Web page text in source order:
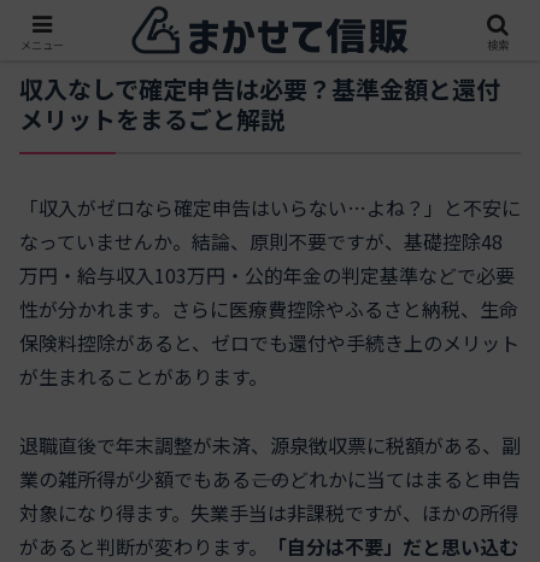
収入なしで確定申告は必要？基準金額と還付
メリットをまるごと解説
「収入がゼロなら確定申告はいらない…よね？」と不安に
なっていませんか。結論、原則不要ですが、基礎控除48
万円・給与収入103万円・公的年金の判定基準などで必要
性が分かれます。さらに医療費控除やふるさと納税、生命
保険料控除があると、ゼロでも還付や手続き上のメリット
が生まれることがあります。
退職直後で年末調整が未済、源泉徴収票に税額がある、副
業の雑所得が少額でもある――このどれかに当てはまると申告
対象になり得ます。失業手当は非課税ですが、ほかの所得
があると判断が変わります。
「自分は不要」だと思い込む
メニュー 検索